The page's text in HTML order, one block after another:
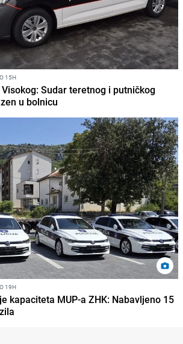
15H
Sudar teretnog i putničkog
u bolnicu
19H
kapaciteta MUP-a ZHK: Nabavljeno 15